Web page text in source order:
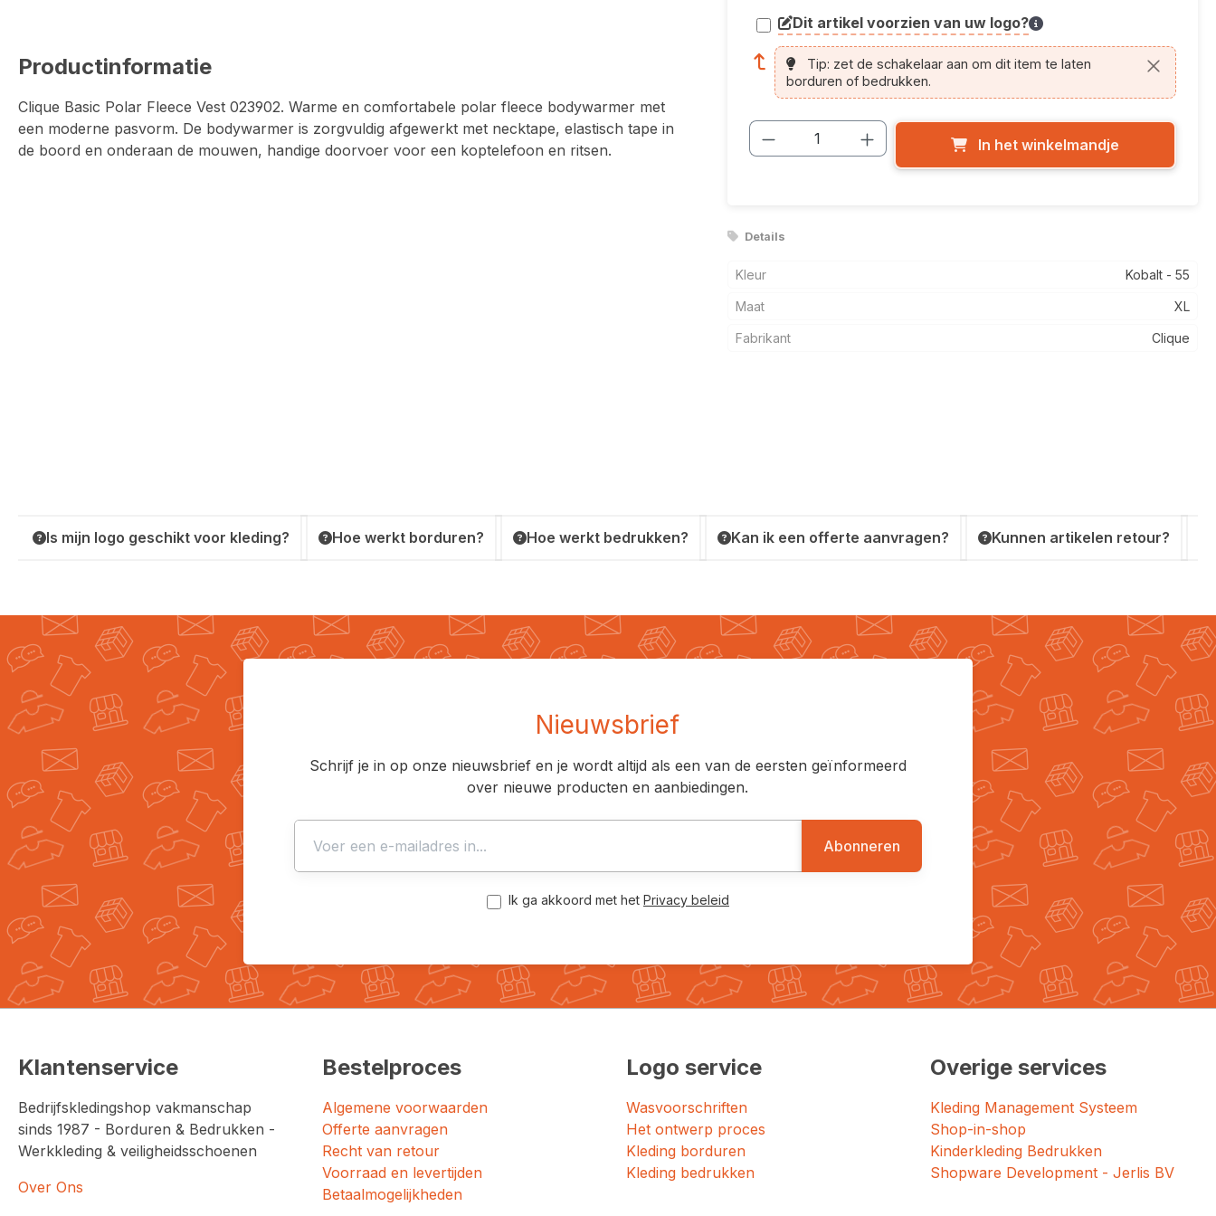
Productinformatie
Clique Basic Polar Fleece Vest 023902. Warme en comfortabele polar fleece bodywarmer met
een moderne pasvorm. De bodywarmer is zorgvuldig afgewerkt met necktape, elastisch tape in
de boord en onderaan de mouwen, handige doorvoer voor een koptelefoon en ritsen.
Dit artikel voorzien van uw logo?
article.printing.helptext
Tip: zet de schakelaar aan om dit item te laten
borduren of bedrukken.
Producthoeveelheid: Voer de gewenste
In het winkelmandje
Details
Kleur Kobalt - 55
Maat XL
Fabrikant Clique
Is mijn logo geschikt voor kleding? Hoe werkt borduren? Hoe werkt bedrukken? Kan ik een offerte aanvragen? Kunnen artikelen retour?
Nieuwsbrief
Schrijf je in op onze nieuwsbrief en je wordt altijd als een van de eersten geïnformeerd
over nieuwe producten en aanbiedingen.
Abonneren
Ik ga akkoord met het Privacy beleid
Klantenservice
Bedrijfskledingshop vakmanschap
sinds 1987 - Borduren & Bedrukken -
Werkkleding & veiligheidsschoenen
Over Ons
Bestelproces
Algemene voorwaarden
Offerte aanvragen
Recht van retour
Voorraad en levertijden
Betaalmogelijkheden
Logo service
Wasvoorschriften
Het ontwerp proces
Kleding borduren
Kleding bedrukken
Overige services
Kleding Management Systeem
Shop-in-shop
Kinderkleding Bedrukken
Shopware Development - Jerlis BV